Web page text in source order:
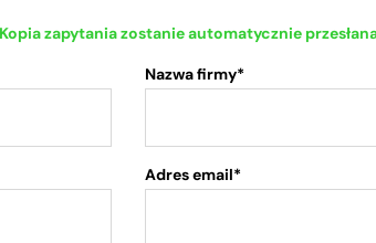
Kopia zapytania zostanie automatycznie
Nazwa firmy*
Adres email*